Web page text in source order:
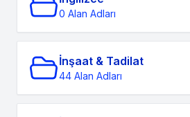
0 Alan Adları
İnşaat & Tadilat
44 Alan Adları